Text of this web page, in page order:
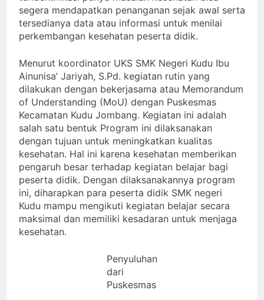
segera mendapatkan penanganan sejak awal serta
tersedianya data atau informasi untuk menilai
perkembangan kesehatan peserta didik.
Menurut koordinator UKS SMK Negeri Kudu Ibu
Ainunisa’ Jariyah, S.Pd. kegiatan rutin yang
dilakukan dengan bekerjasama atau Memorandum
of Understanding (MoU) dengan Puskesmas
Kecamatan Kudu Jombang. Kegiatan ini adalah
salah satu bentuk Program ini dilaksanakan
dengan tujuan untuk meningkatkan kualitas
kesehatan. Hal ini karena kesehatan memberikan
pengaruh besar terhadap kegiatan belajar bagi
peserta didik. Dengan dilaksanakannya program
ini, diharapkan para peserta didik SMK negeri
Kudu mampu mengikuti kegiatan belajar secara
maksimal dan memiliki kesadaran untuk menjaga
kesehatan.
Penyuluhan
dari
Puskesmas